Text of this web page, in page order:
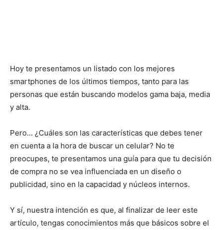
Hoy te presentamos un listado con los mejores
smartphones de los últimos tiempos, tanto para las
personas que están buscando modelos gama baja, media
y alta.
Pero… ¿Cuáles son las características que debes tener
en cuenta a la hora de buscar un celular? No te
preocupes, te presentamos una guía para que tu decisión
de compra no se vea influenciada en un diseño o
publicidad, sino en la capacidad y núcleos internos.
Y sí, nuestra intención es que, al finalizar de leer este
artículo, tengas conocimientos más que básicos sobre el